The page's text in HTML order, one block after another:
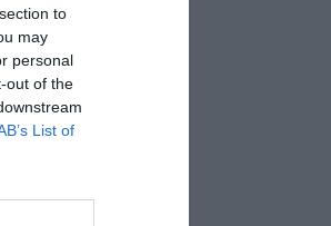
to
may
personal
out of the
List of